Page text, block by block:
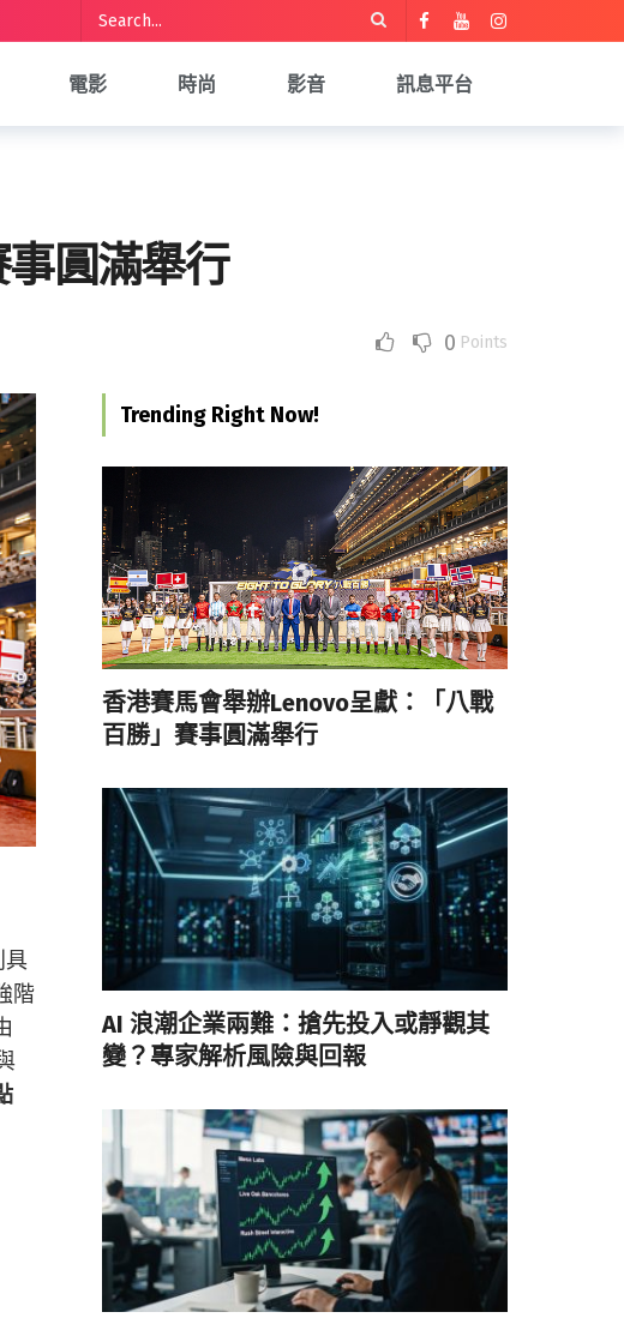
電影 時尚 影音 訊息平台
圓滿舉行
0 Points
階
Trending Right Now!
香港賽馬會舉辦Lenovo呈獻：「八戰
百勝」賽事圓滿舉行
AI 浪潮企業兩難：搶先投入或靜觀其
變？專家解析風險與回報